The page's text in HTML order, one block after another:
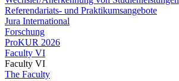
Referendariats- und Praktikumsangebote
Jura International
Forschung
ProKUR 2026
Faculty VI
Faculty VI
The Faculty